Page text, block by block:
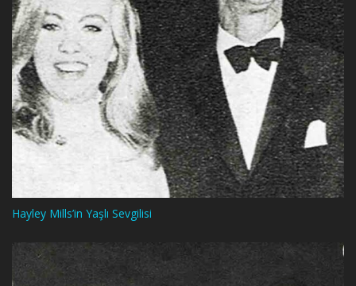
Hayley Mills’in Yaşlı Sevgilisi